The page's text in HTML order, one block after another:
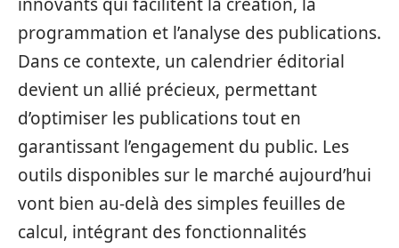
programmation et l’analyse des publications.
Dans ce contexte, un calendrier éditorial
devient un allié précieux, permettant
d’optimiser les publications tout en
garantissant l’engagement du public. Les
outils disponibles sur le marché aujourd’hui
vont bien au-delà des simples feuilles de
calcul, intégrant des fonctionnalités